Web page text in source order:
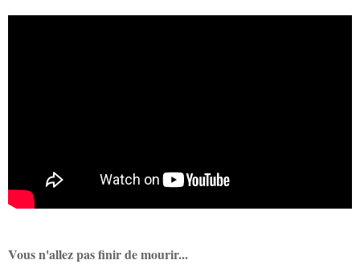
Vous n'allez pas finir de mourir...